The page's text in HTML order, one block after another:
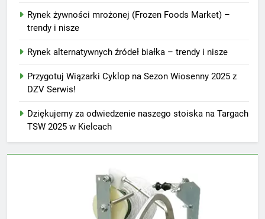
Rynek żywności mrożonej (Frozen Foods Market) –
trendy i nisze
Rynek alternatywnych źródeł białka – trendy i nisze
Przygotuj Wiązarki Cyklop na Sezon Wiosenny 2025 z
DZV Serwis!
Dziękujemy za odwiedzenie naszego stoiska na Targach
TSW 2025 w Kielcach